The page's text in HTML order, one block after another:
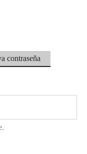
contraseña